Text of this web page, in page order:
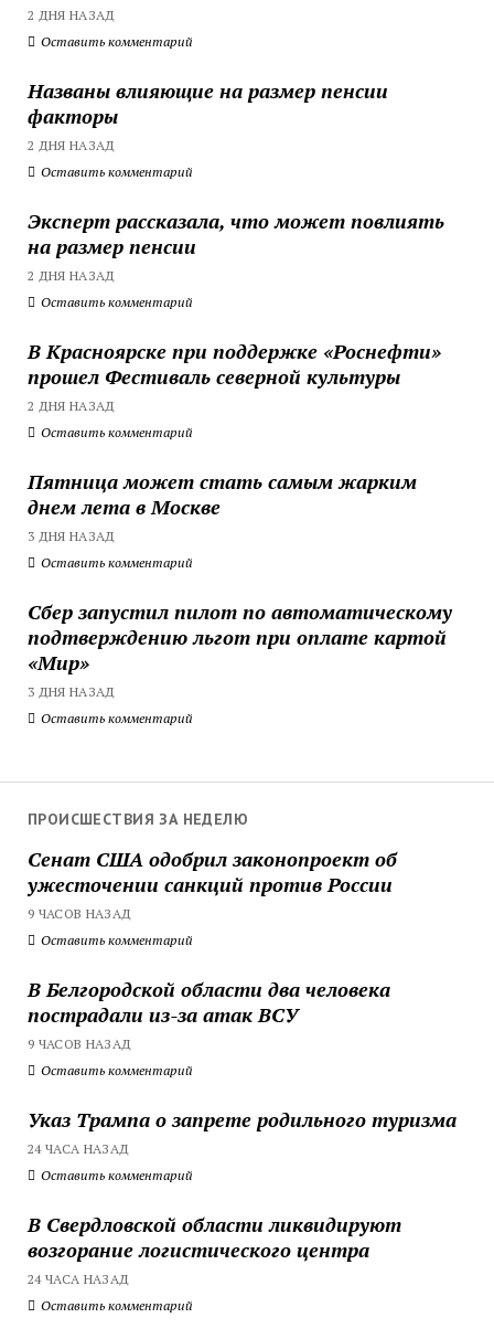
2 ДНЯ НАЗАД
Оставить комментарий
Названы влияющие на размер пенсии
факторы
2 ДНЯ НАЗАД
Оставить комментарий
Эксперт рассказала, что может повлиять
на размер пенсии
2 ДНЯ НАЗАД
Оставить комментарий
В Красноярске при поддержке «Роснефти»
прошел Фестиваль северной культуры
2 ДНЯ НАЗАД
Оставить комментарий
Пятница может стать самым жарким
днем лета в Москве
3 ДНЯ НАЗАД
Оставить комментарий
Сбер запустил пилот по автоматическому
подтверждению льгот при оплате картой
«Мир»
3 ДНЯ НАЗАД
Оставить комментарий
ПРОИСШЕСТВИЯ ЗА НЕДЕЛЮ
Сенат США одобрил законопроект об
ужесточении санкций против России
9 ЧАСОВ НАЗАД
Оставить комментарий
В Белгородской области два человека
пострадали из-за атак ВСУ
9 ЧАСОВ НАЗАД
Оставить комментарий
Указ Трампа о запрете родильного туризма
24 ЧАСА НАЗАД
Оставить комментарий
В Свердловской области ликвидируют
возгорание логистического центра
24 ЧАСА НАЗАД
Оставить комментарий